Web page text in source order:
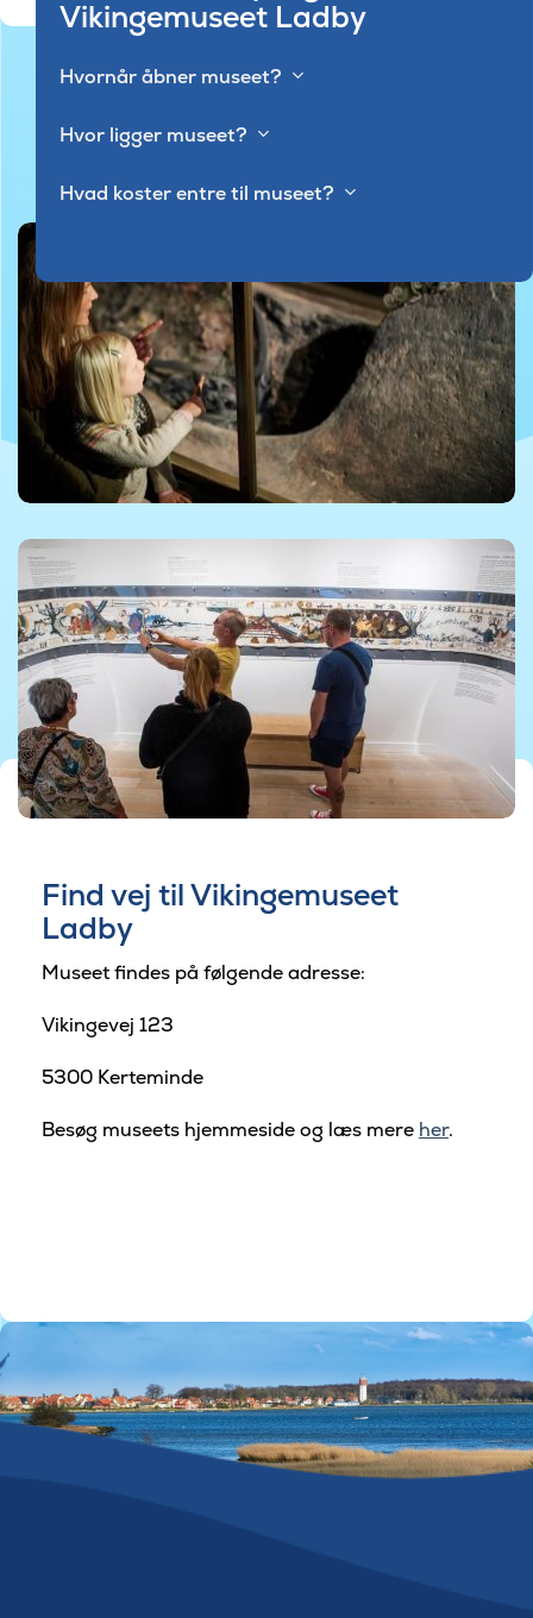
Vikingemuseet Ladby
Hvornår åbner museet?
Hvor ligger museet?
Hvad koster entre til museet?
Find vej til Vikingemuseet
Ladby
Museet findes på følgende adresse:
Vikingevej 123
5300 Kerteminde
Besøg museets hjemmeside og læs mere her.